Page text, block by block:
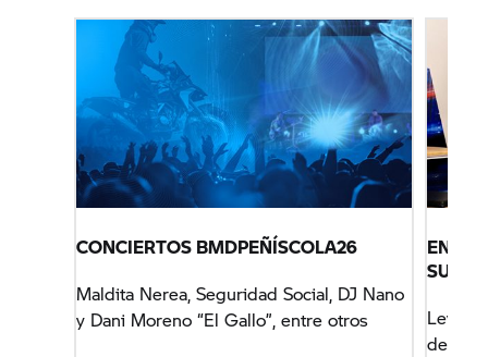
llega como el piloto de referencia, aunque con un
grupo que le sigue que no se lo va a poner nada
CONCIERTOS BMDPEÑÍSCOLA26
Maldita Nerea, Seguridad Social, DJ Nano
y Dani Moreno “El Gallo”, entre otros
SU
del